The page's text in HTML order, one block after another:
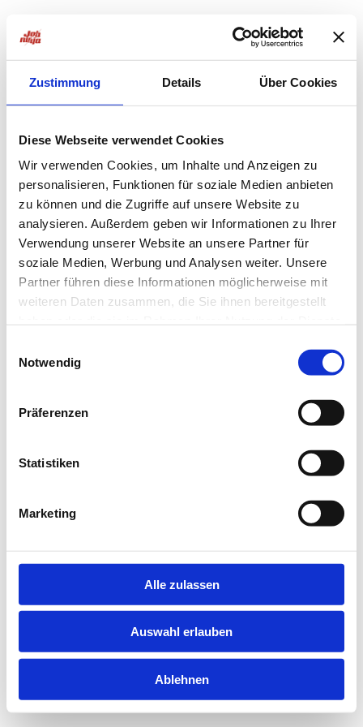
Zustimmung Details Über Cookies
Diese Webseite verwendet Cookies
Wir verwenden Cookies, um Inhalte und Anzeigen zu
personalisieren, Funktionen für soziale Medien anbieten
zu können und die Zugriffe auf unsere Website zu
analysieren. Außerdem geben wir Informationen zu Ihrer
Verwendung unserer Website an unsere Partner für
soziale Medien, Werbung und Analysen weiter. Unsere
Partner führen diese Informationen möglicherweise mit
weiteren Daten zusammen, die Sie ihnen bereitgestellt
Notwendig
Präferenzen
Statistiken
Marketing
Alle zulassen
Auswahl erlauben
Ablehnen
loadingjobninja.com
for more